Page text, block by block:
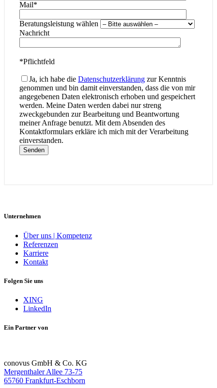
Mail*
Beratungsleistung wählen
Nachricht
*Pflichtfeld
Ja, ich habe die Datenschutzerklärung zur Kenntnis
genommen und bin damit einverstanden, dass die von mir
angegebenen Daten elektronisch erhoben und gespeichert
werden. Meine Daten werden dabei nur streng
zweckgebunden zur Bearbeitung und Beantwortung
meiner Anfrage benutzt. Mit dem Absenden des
Kontaktformulars erkläre ich mich mit der Verarbeitung
einverstanden.
Senden
Unternehmen
Über uns | Kompetenz
Referenzen
Karriere
Kontakt
Folgen Sie uns
XING
LinkedIn
Ein Partner von
conovus GmbH & Co. KG
Mergenthaler Allee 73-75
65760 Frankfurt-Eschborn